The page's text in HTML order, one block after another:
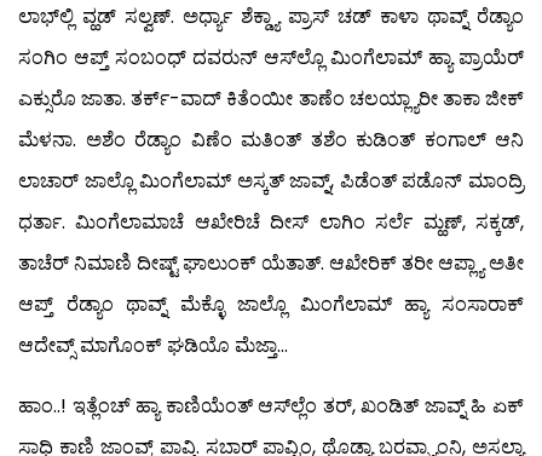
ಲಾಭ್‍ಲ್ಲಿ ವ್ಹಡ್ ಸಲ್ವಣ್. ಅರ್ಧ್ಯಾ ಶೆಕ್ಡ್ಯಾ ಪ್ರಾಸ್ ಚಡ್ ಕಾಳಾ ಥಾವ್ನ್ ರೆಡ್ಯಾಂ
ಸಂಗಿಂ ಆಪ್ತ್ ಸಂಬಂಧ್ ದವರುನ್ ಆಸ್‍ಲ್ಲೊ ಮಿಂಗೆಲಾಮ್ ಹ್ಯಾ ಪ್ರಾಯೆರ್
ಎಕ್ಸುರೊ ಜಾತಾ. ತರ್ಕ್-ವಾದ್ ಕಿತೆಂಯೀ ತಾಣೆಂ ಚಲಯ್ಲ್ಯಾರೀ ತಾಕಾ ಜೀಕ್
ಮೆಳನಾ. ಅಶೆಂ ರೆಡ್ಯಾಂ ವಿಣೆಂ ಮತಿಂತ್ ತಶೆಂ ಕುಡಿಂತ್ ಕಂಗಾಲ್ ಆನಿ
ಲಾಚಾರ್ ಜಾಲ್ಲೊ ಮಿಂಗೆಲಾಮ್ ಅಸ್ಕತ್ ಜಾವ್ನ್, ಪಿಡೆಂತ್ ಪಡೊನ್ ಮಾಂದ್ರಿ
ಧರ್ತಾ. ಮಿಂಗೆಲಾಮಾಚೆ ಆಖೇರಿಚೆ ದೀಸ್ ಲಾಗಿಂ ಸರ್ಲೆ ಮ್ಹಣ್, ಸಕ್ಕಡ್,
ತಾಚೆರ್ ನಿಮಾಣಿ ದೀಷ್ಟ್ ಘಾಲುಂಕ್ ಯೆತಾತ್. ಆಖೇರಿಕ್ ತರೀ ಆಪ್ಲ್ಯಾ ಅತೀ
ಆಪ್ತ್ ರೆಡ್ಯಾಂ ಥಾವ್ನ್ ಮೆಕ್ಳೊ ಜಾಲ್ಲೊ ಮಿಂಗೆಲಾಮ್ ಹ್ಯಾ ಸಂಸಾರಾಕ್
ಆದೇವ್ಸ್ ಮಾಗೊಂಕ್ ಘಡಿಯೊ ಮೆಜ್ತಾ…
ಹಾಂ..! ಇತ್ಲೆಂಚ್ ಹ್ಯಾ ಕಾಣಿಯೆಂತ್ ಆಸ್‍ಲ್ಲೆಂ ತರ್, ಖಂಡಿತ್ ಜಾವ್ನ್ ಹಿ ಏಕ್
ಸಾಧಿ ಕಾಣಿ ಜಾಂವ್ಕ್ ಪಾವ್ತಿ. ಸಬಾರ್ ಪಾವ್ಟಿಂ, ಥೊಡ್ಯಾ ಬರವ್ಪ್ಯಾಂನಿ, ಅಸಲ್ಯಾ